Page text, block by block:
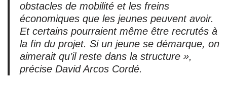
obstacles de mobilité et les freins
économiques que les jeunes peuvent avoir.
Et certains pourraient même être recrutés à
la fin du projet. Si un jeune se démarque, on
aimerait qu’il reste dans la structure »,
précise David Arcos Cordé.